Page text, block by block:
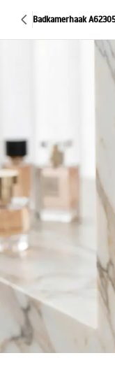
Badkamerhaak